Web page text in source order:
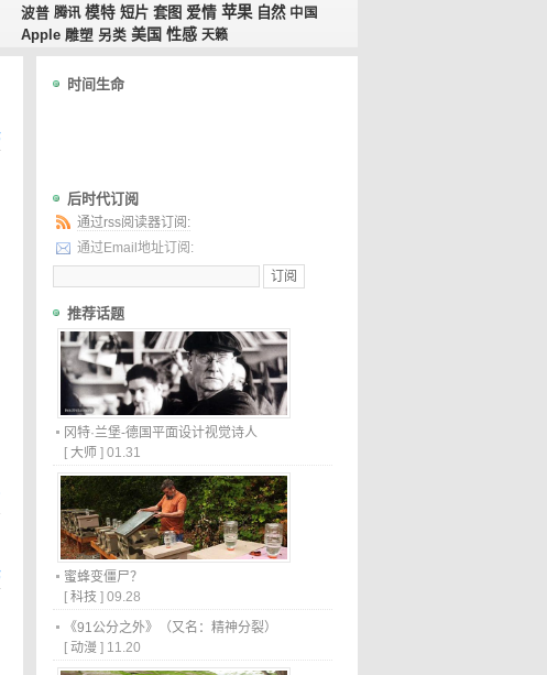
波普 腾讯 模特 短片 套图 爱情 苹果 自然 中国
Apple 雕塑 另类 美国 性感 天籁
时间生命
后时代订阅
通过rss阅读器订阅:
通过Email地址订阅:
推荐话题
冈特·兰堡-德国平面设计视觉诗人
[ 大师 ] 01.31
蜜蜂变僵尸？
[ 科技 ] 09.28
《91公分之外》（又名：精神分裂）
[ 动漫 ] 11.20